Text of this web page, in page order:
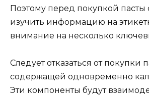
Поэтому перед покупкой пасты
изучить информацию на
внимание на несколько
Следует отказаться от покупки
содержащей одновременно
Эти компоненты будут